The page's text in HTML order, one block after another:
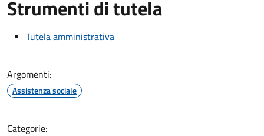
Strumenti di tutela
Tutela amministrativa
Argomenti:
Assistenza sociale
Categorie: